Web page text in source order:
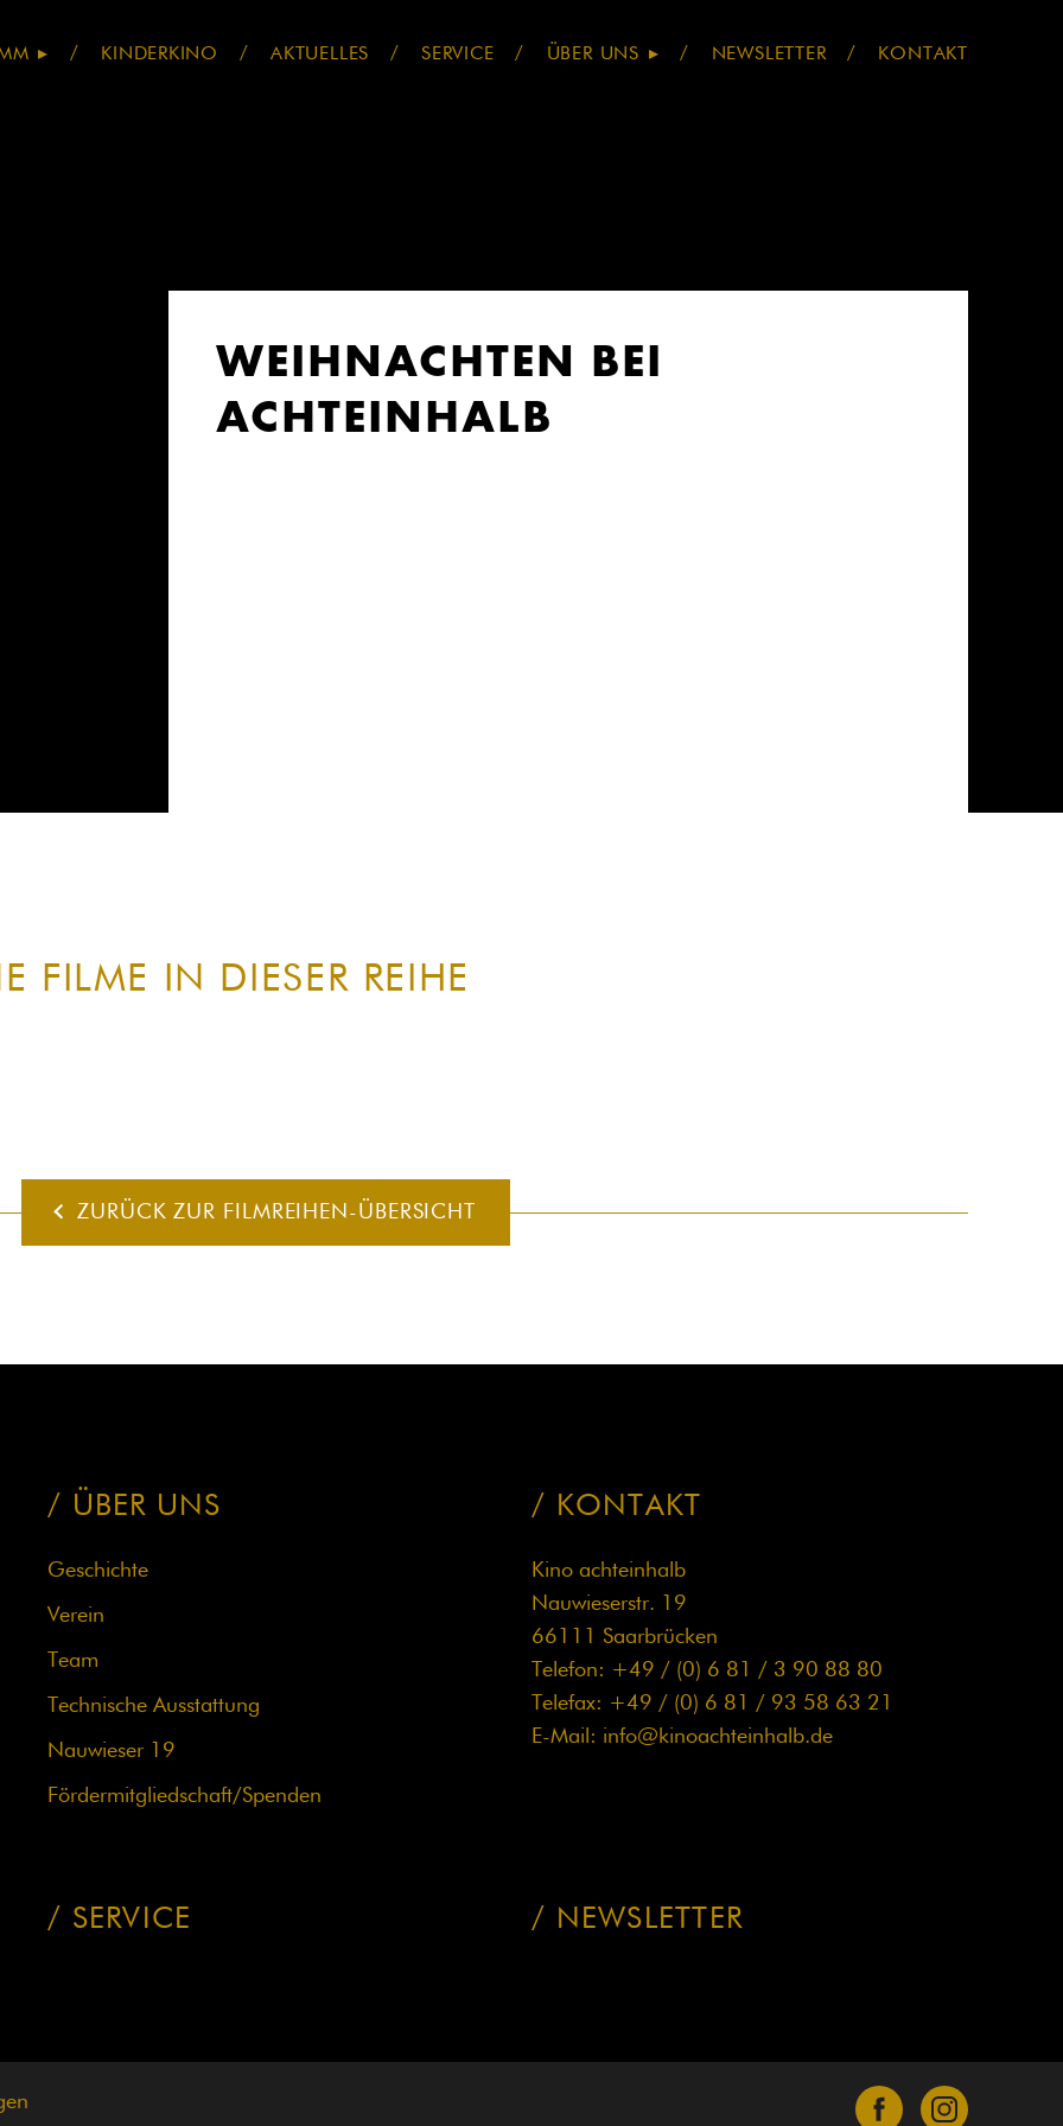
KINDERKINO AKTUELLES SERVICE ÜBER UNS NEWSLETTER KONTAKT
WEIHNACHTEN BEI
ACHTEINHALB
FILME IN DIESER REIHE
ZURÜCK ZUR FILMREIHEN-ÜBERSICHT
ÜBER UNS
Geschichte
Verein
Team
Technische Ausstattung
Nauwieser 19
Fördermit­glied­schaft/Spenden
KONTAKT
Kino achteinhalb
Nauwieserstr. 19
66111 Saarbrücken
Telefon: +49 / (0) 6 81 / 3 90 88 80
Telefax: +49 / (0) 6 81 / 93 58 63 21
E-Mail: info@kinoachteinhalb.de
SERVICE NEWSLETTER